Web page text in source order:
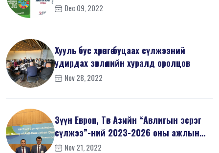
Dec 09, 2022
Хууль бус хөрөнгө буцаах сүлжээний
удирдах зөвлөлийн хуралд оролцов
Nov 28, 2022
Зүүн Европ, Төв Азийн “Авлигын эсрэг
сүлжээ”-ний 2023-2026 оны ажлын
т...Nov 21, 2022